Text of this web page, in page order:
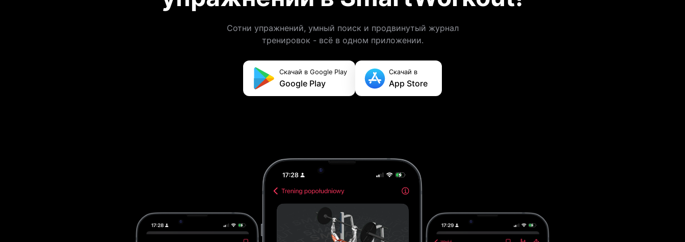
Сотни упражнений, умный поиск и продвинутый журнал
тренировок - всё в одном приложении.
Скачай в Google Play
Google Play
Скачай в
App Store